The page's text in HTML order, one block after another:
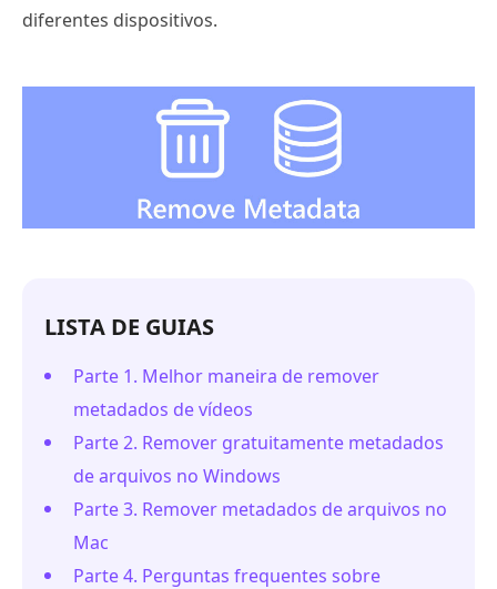
diferentes dispositivos.
LISTA DE GUIAS
Parte 1. Melhor maneira de remover
metadados de vídeos
Parte 2. Remover gratuitamente metadados
de arquivos no Windows
Parte 3. Remover metadados de arquivos no
Mac
Parte 4. Perguntas frequentes sobre